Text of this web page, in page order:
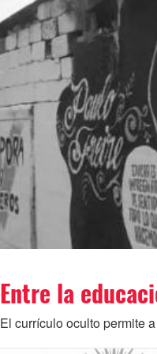
Entre la
El currículo oculto permite